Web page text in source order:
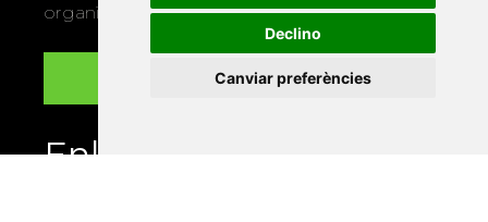
Declino
Canviar preferències
organitza la Xarxa Vives.
Enllaços